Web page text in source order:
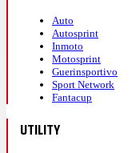
Auto
Autosprint
Inmoto
Motosprint
Guerinsportivo
Sport Network
Fantacup
UTILITY